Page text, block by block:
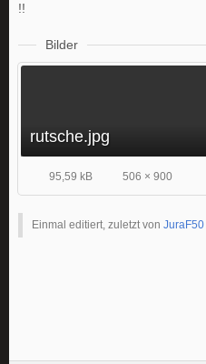
!!
Bilder
rutsche.jpg
95,59 kB 506 × 900
Einmal editiert, zuletzt von JuraF50